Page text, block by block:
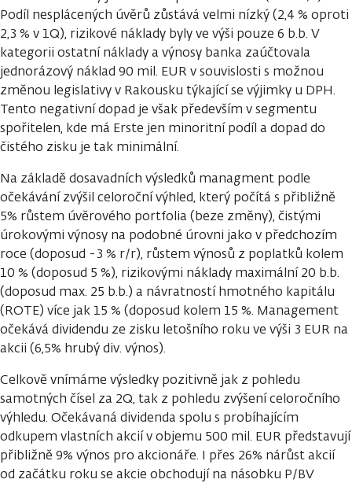
Podíl nesplácených úvěrů zůstává velmi nízký (2,4 % oproti
2,3 % v 1Q), rizikové náklady byly ve výši pouze 6 b.b. V
kategorii ostatní náklady a výnosy banka zaúčtovala
jednorázový náklad 90 mil. EUR v souvislosti s možnou
změnou legislativy v Rakousku týkající se výjimky u DPH.
Tento negativní dopad je však především v segmentu
spořitelen, kde má Erste jen minoritní podíl a dopad do
čistého zisku je tak minimální.
Na základě dosavadních výsledků managment podle
očekávání zvýšil celoroční výhled, který počítá s přibližně
5% růstem úvěrového portfolia (beze změny), čistými
úrokovými výnosy na podobné úrovni jako v předchozím
roce (doposud -3 % r/r), růstem výnosů z poplatků kolem
10 % (doposud 5 %), rizikovými náklady maximální 20 b.b.
(doposud max. 25 b.b.) a návratností hmotného kapitálu
(ROTE) více jak 15 % (doposud kolem 15 %. Management
očekává dividendu ze zisku letošního roku ve výši 3 EUR na
akcii (6,5% hrubý div. výnos).
Celkově vnímáme výsledky pozitivně jak z pohledu
samotných čísel za 2Q, tak z pohledu zvýšení celoročního
výhledu. Očekávaná dividenda spolu s probíhajícím
odkupem vlastních akcií v objemu 500 mil. EUR představují
přibližně 9% výnos pro akcionáře. I přes 26% nárůst akcií
od začátku roku se akcie obchodují na násobku P/BV